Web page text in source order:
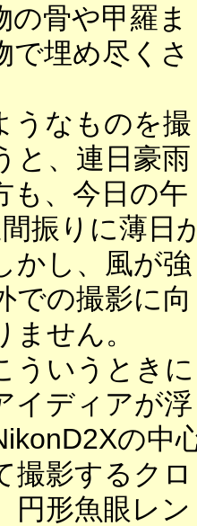
の骨や甲羅ま
で埋め尽くさ
なものを撮
と、連日豪雨
も、今日の午
振りに薄日
かし、風が強
での撮影に向
せん。
いうときに
イディアが浮
の中
撮影するクロ
円形魚眼レン